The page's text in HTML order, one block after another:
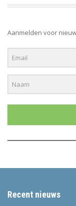
Aanmelden voor
Recent nieuws